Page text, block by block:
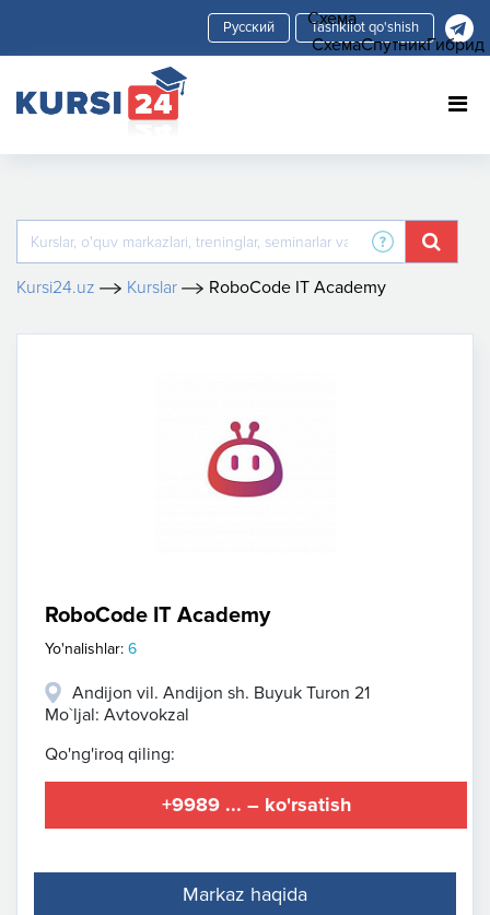
Tashkilot qo'shish
Kursi24.uz Kurslar RoboCode IT Academy
RoboCode IT Academy
Yo'nalishlar: 6
Andijon vil. Andijon sh. Buyuk Turon 21
Mo`ljal: Avtovokzal
Qo'ng'iroq qiling:
+9989 ... – ko'rsatish
Markaz haqida
Схема
СхемаСпутникГибрид